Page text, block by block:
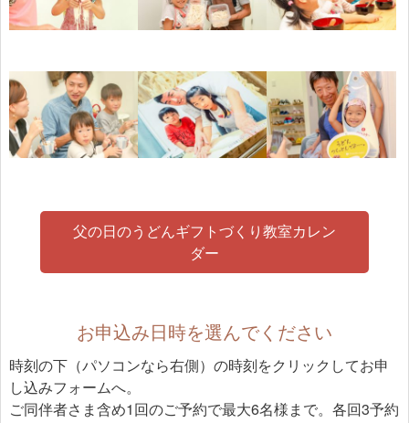
父の日のうどんギフトづくり教室カレン
ダー
お申込み日時を選んでください
時刻の下（パソコンなら右側）の時刻をクリックしてお申
し込みフォームへ。
ご同伴者さま含め1回のご予約で最大6名様まで。各回3予約